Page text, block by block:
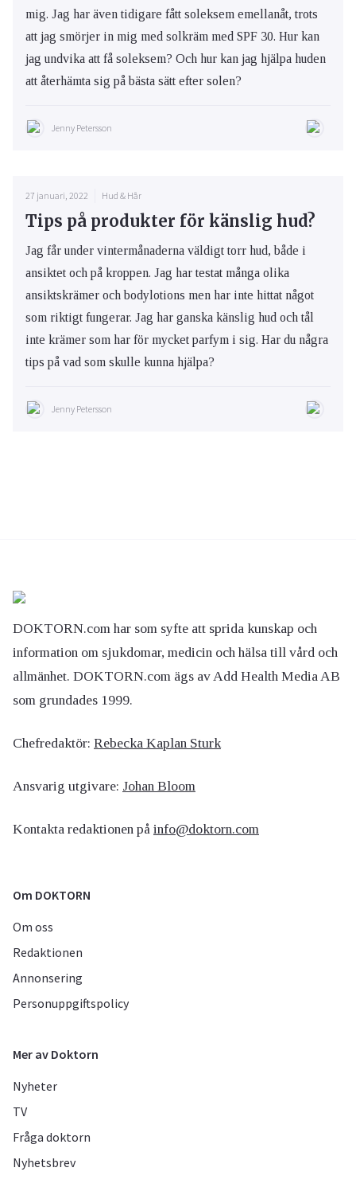
mig. Jag har även tidigare fått soleksem emellanåt, trots
att jag smörjer in mig med solkräm med SPF 30. Hur kan
jag undvika att få soleksem? Och hur kan jag hjälpa huden
att återhämta sig på bästa sätt efter solen?
Jenny Petersson
27 januari, 2022 Hud & Hår
Tips på produkter för känslig hud?
Jag får under vintermånaderna väldigt torr hud, både i
ansiktet och på kroppen. Jag har testat många olika
ansiktskrämer och bodylotions men har inte hittat något
som riktigt fungerar. Jag har ganska känslig hud och tål
inte krämer som har för mycket parfym i sig. Har du några
tips på vad som skulle kunna hjälpa?
Jenny Petersson
DOKTORN.com har som syfte att sprida kunskap och
information om sjukdomar, medicin och hälsa till vård och
allmänhet. DOKTORN.com ägs av Add Health Media AB
som grundades 1999.
Chefredaktör: Rebecka Kaplan Sturk
Ansvarig utgivare: Johan Bloom
Kontakta redaktionen på info@doktorn.com
Om DOKTORN
Om oss
Redaktionen
Annonsering
Personuppgiftspolicy
Mer av Doktorn
Nyheter
TV
Fråga doktorn
Nyhetsbrev